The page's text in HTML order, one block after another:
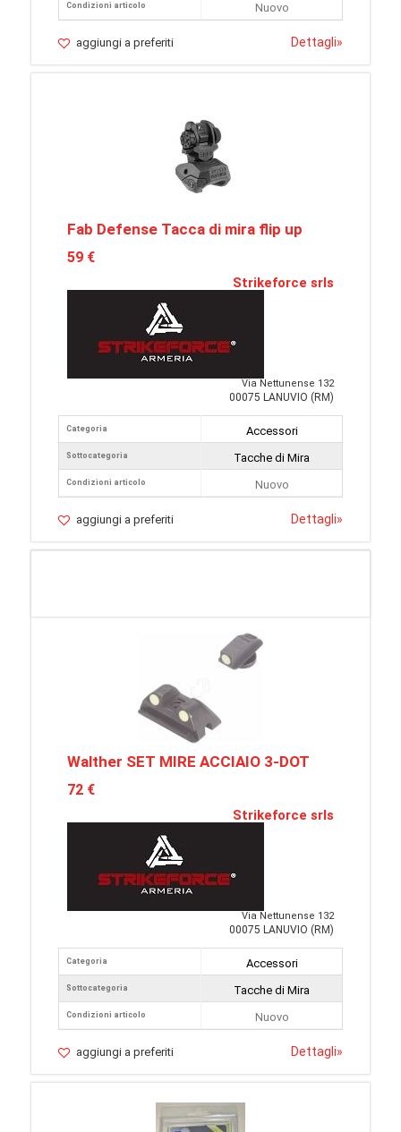
Condizioni articolo
Nuovo
aggiungi a preferiti Dettagli»
Fab Defense Tacca di mira flip up
59 €
Strikeforce srls
Via Nettunense 132
00075 LANUVIO (RM)
Categoria
Sottocategoria
Condizioni articolo
Accessori
Tacche di Mira
Nuovo
aggiungi a preferiti Dettagli»
Walther SET MIRE ACCIAIO 3-DOT
72 €
Strikeforce srls
Via Nettunense 132
00075 LANUVIO (RM)
Categoria
Sottocategoria
Condizioni articolo
Accessori
Tacche di Mira
Nuovo
aggiungi a preferiti Dettagli»